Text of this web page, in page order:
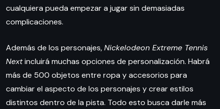
cualquiera pueda empezar a jugar sin demasiadas
complicaciones.
Además de los personajes,Nickelodeon Extreme Tennis
Nextincluirá muchas opciones de personalización. Habrá
más de 500 objetos entre ropa y accesorios para
cambiar el aspecto de los personajes y crear estilos
distintos dentro de la pista. Todo esto busca darle más